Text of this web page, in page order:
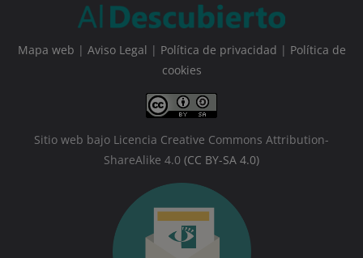
Mapa web | Aviso Legal | Política de privacidad | Política de
cookies
Sitio web bajo Licencia Creative Commons Attribution-
ShareAlike 4.0 (CC BY-SA 4.0)